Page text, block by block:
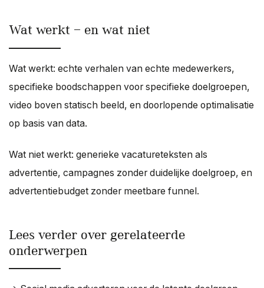
Wat werkt — en wat niet
Wat werkt: echte verhalen van echte medewerkers,
specifieke boodschappen voor specifieke doelgroepen,
video boven statisch beeld, en doorlopende optimalisatie
op basis van data.
Wat niet werkt: generieke vacatureteksten als
advertentie, campagnes zonder duidelijke doelgroep, en
advertentiebudget zonder meetbare funnel.
Lees verder over gerelateerde
onderwerpen